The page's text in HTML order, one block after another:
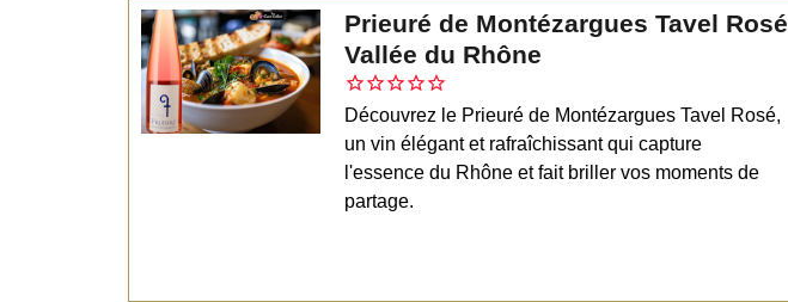
Prieuré de Montézargues Tavel Rosé
Vallée du Rhône
Découvrez le Prieuré de Montézargues Tavel Rosé,
un vin élégant et rafraîchissant qui capture
l'essence du Rhône et fait briller vos moments de
partage.